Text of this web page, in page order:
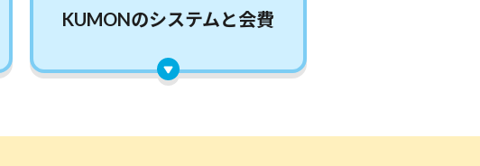
KUMONのシステムと会費